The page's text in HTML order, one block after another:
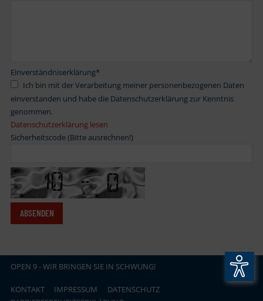
Einverständniserklärung*
einverstanden und habe die Datenschutzerklärung zur Kenntnis
genommen.
Datenschutzerklärung lesen
Sicherheitscode (Bitte ausrechnen!)
OPEN.9 - WIR BRINGEN SIE IN SCHWUNG!
KONTAKT IMPRESSUM
DATENSCHUTZ